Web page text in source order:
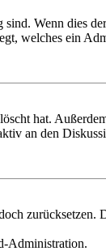
Wenn dies
welches ein
hat.
an den
zurücksetzen.
Administration.